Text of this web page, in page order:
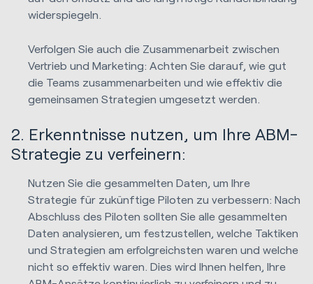
widerspiegeln.
Verfolgen Sie auch die Zusammenarbeit zwischen
Vertrieb und Marketing: Achten Sie darauf, wie gut
die Teams zusammenarbeiten und wie effektiv die
gemeinsamen Strategien umgesetzt werden.
2. Erkenntnisse nutzen, um Ihre ABM-
Strategie zu verfeinern:
Nutzen Sie die gesammelten Daten, um Ihre
Strategie für zukünftige Piloten zu verbessern: Nach
Abschluss des Piloten sollten Sie alle gesammelten
Daten analysieren, um festzustellen, welche Taktiken
und Strategien am erfolgreichsten waren und welche
nicht so effektiv waren. Dies wird Ihnen helfen, Ihre